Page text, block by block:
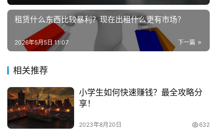
业
职
目
电
商
创
业
投稿
1.内容问题：
可以参考微博，抖音上等一些时尚博主的视频风
格，以及将一些段子融入到视频当中。
无论是在生活还是在旅游中，它都反映了大学不同
的日常生活，引起用户对此类生活的向往，然后可以由此推
荐产品实现。 这就是我们所说的“种草”。
2.流量问题：
租赁什么东西比较暴利？现在出租什么更有市场？
下一篇
2026年5月5日 11:07
相关推荐
小学生如何快速赚钱？最全攻略分
享！
2023年8月20日 632